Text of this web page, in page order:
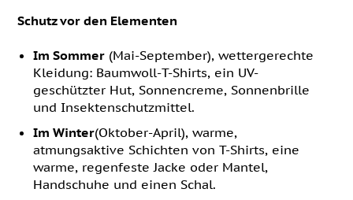
Schutz vor den Elementen
Im Sommer (Mai-September), wettergerechte
Kleidung: Baumwoll-T-Shirts, ein UV-
geschützter Hut, Sonnencreme, Sonnenbrille
und Insektenschutzmittel.
Im Winter(Oktober-April), warme,
atmungsaktive Schichten von T-Shirts, eine
warme, regenfeste Jacke oder Mantel,
Handschuhe und einen Schal.